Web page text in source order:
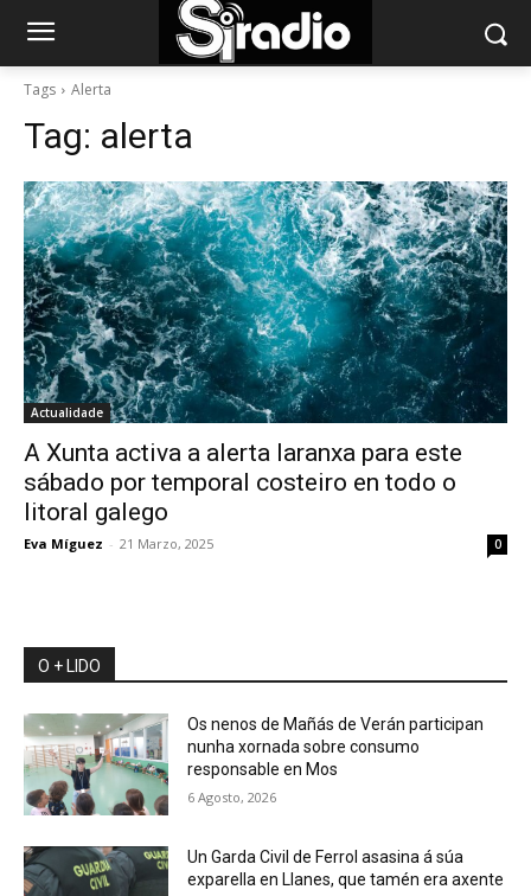
Tags Alerta
Tag: alerta
Actualidade
A Xunta activa a alerta laranxa para este
sábado por temporal costeiro en todo o
litoral galego
Eva Míguez - 21 Marzo, 2025 0
O + LIDO
Os nenos de Mañás de Verán participan
nunha xornada sobre consumo
responsable en Mos
6 Agosto, 2026
Un Garda Civil de Ferrol asasina á súa
exparella en Llanes, que tamén era axente